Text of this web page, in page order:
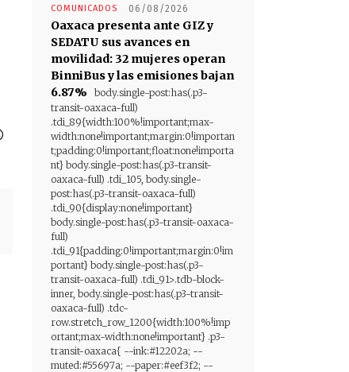
COMUNICADOS 06/08/2026
Oaxaca presenta ante GIZ y
SEDATU sus avances en
movilidad: 32 mujeres operan
BinniBus y las emisiones bajan
6.87%
body.single-post:has(.p3-
transit-oaxaca-full)
.tdi_89{width:100%!important;max-
width:none!important;margin:0!importan
t;padding:0!important;float:none!importa
nt} body.single-post:has(.p3-transit-
oaxaca-full) .tdi_105, body.single-
post:has(.p3-transit-oaxaca-full)
.tdi_90{display:none!important}
body.single-post:has(.p3-transit-oaxaca-
full)
.tdi_91{padding:0!important;margin:0!im
portant} body.single-post:has(.p3-
transit-oaxaca-full) .tdi_91>.tdb-block-
inner, body.single-post:has(.p3-transit-
oaxaca-full) .tdc-
row.stretch_row_1200{width:100%!imp
ortant;max-width:none!important} .p3-
transit-oaxaca{ --ink:#12202a; --
muted:#55697a; --paper:#eef3f2; --